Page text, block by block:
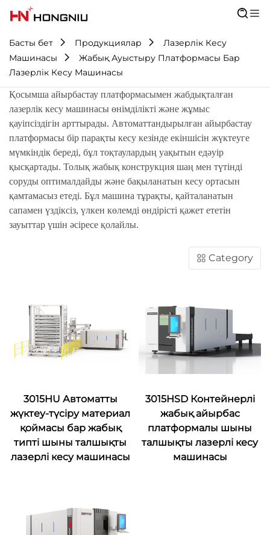
Басты бет Продукциялар
Лазерлік Кесу
Машинасы
Жабық Ауыстыру Платформасы Бар
Лазерлік Кесу Машинасы
Қосымша айырбастау платформасымен жабдықталған
лазерлік кесу машинасы өнімділікті және жұмыс
қауіпсіздігін арттырады. Автоматтандырылған айырбастау
платформасы бір парақты кесу кезінде екіншісін жүктеуге
мүмкіндік береді, бұл тоқтаулардың уақытын едәуір
қысқартады. Толық жабық конструкция шаң мен түтінді
соруды оптималдайды және бақыланатын кесу ортасын
қамтамасыз етеді. Бұл машина тұрақты, қайталанатын
сапамен үздіксіз, үлкен көлемді өндірісті қажет ететін
зауыттар үшін әсіресе қолайлы.
Category
3015HU Автоматты
жүктеу-түсіру материал
қоймасы бар жабық
типті шыны талшықты
лазерлі кесу машинасы
3015HSD Контейнерлі
жабық айырбас
платформалы шыны
талшықты лазерлі кесу
машинасы